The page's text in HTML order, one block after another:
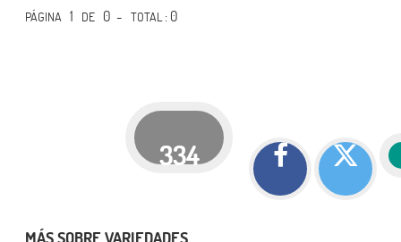
PÁGINA 1 DE 0 -TOTAL: 0
334